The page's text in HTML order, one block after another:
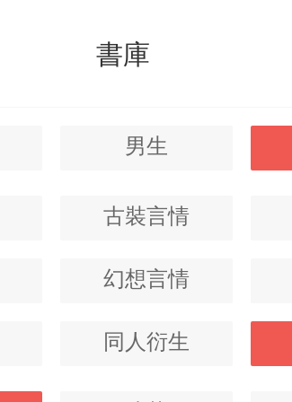
書庫
男生
古裝言情
幻想言情
同人衍生